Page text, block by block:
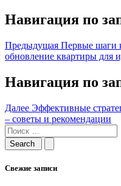
Навигация по
Предыдущая Первые шаги
обновление квартиры для
Навигация по
Далее Эффективные
– советы и рекомендации
Свежие записи